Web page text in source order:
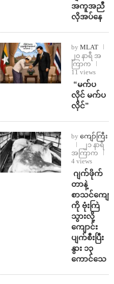
အကူအညီ
လိုအပ်နေ
by MLAT
၂၀ နာရီ အ
ကြာက
11 views
⁨ ⁨“မက်ပ
လိုင် မက်ပ
လိုင်”
by ကျော်ကြီး
၂၁ နာရီ
အကြာက
4 views
⁨⁩ ⁨ဂျက်ဖိုက်
တာနဲ့
စာသင်ကျော
ကို ဗုံးကြဲ
သွားလို့
ကျောင်း
ပျက်စီးပြီး
နွား ၁၃
ကောင်သေ